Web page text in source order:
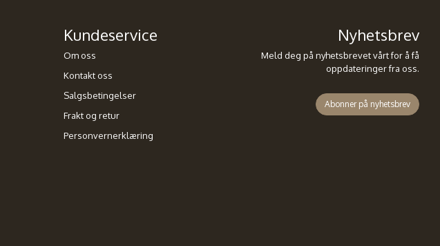
Kundeservice
Om oss
Kontakt oss
Salgsbetingelser
Frakt og retur
Personvernerklæring
Nyhetsbrev
Meld deg på nyhetsbrevet vårt for å få
oppdateringer fra oss.
Abonner på nyhetsbrev